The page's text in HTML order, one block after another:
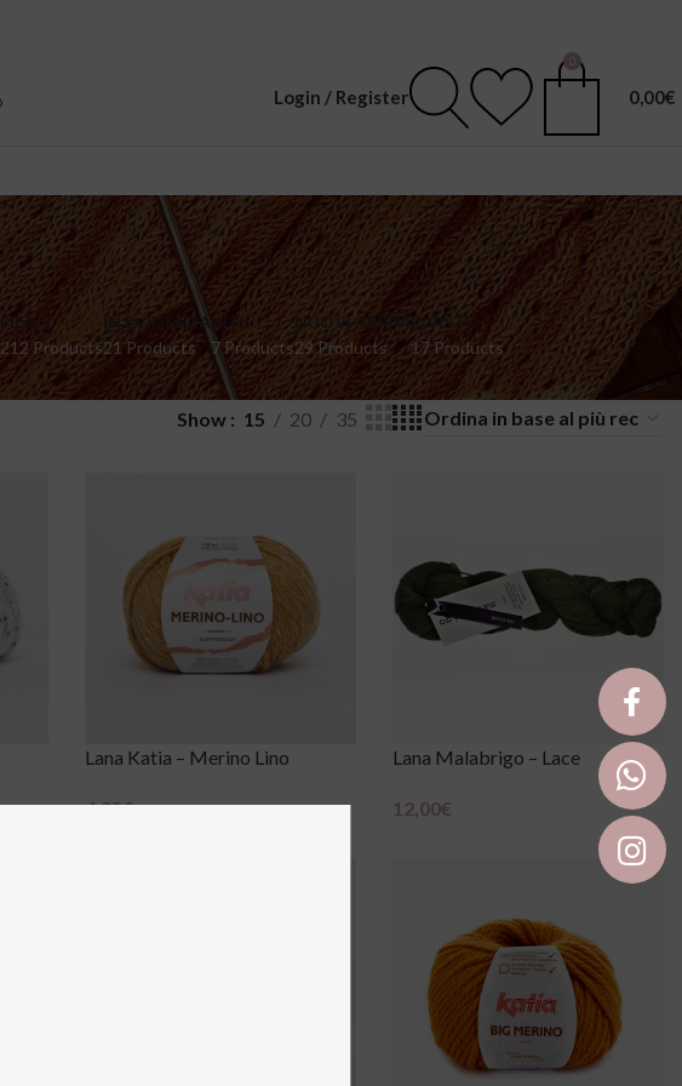
Login / Register 0,00€
FILATI
212 Products
IN EVIDENZA
21 Products
KITS
7 Products
NUOVI ARRIVI
29 Products
RIVISTE
17 Products
Show 15 20 35
Lana Katia – Merino Lino
4,95€
Lana Malabrigo – Lace
12,00€